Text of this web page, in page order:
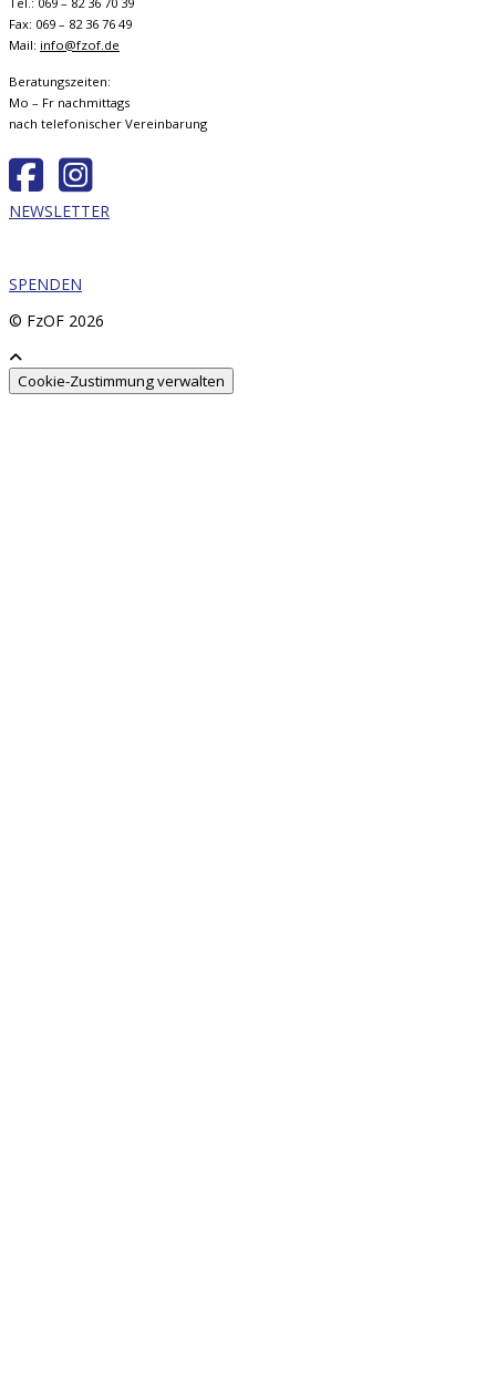
Fax: 069 – 82 36 76 49
Mail: info@fzof.de
Beratungszeiten:
Mo – Fr nachmittags
nach telefonischer Vereinbarung
NEWSLETTER
SPENDEN
© FzOF 2026
Cookie-Zustimmung verwalten